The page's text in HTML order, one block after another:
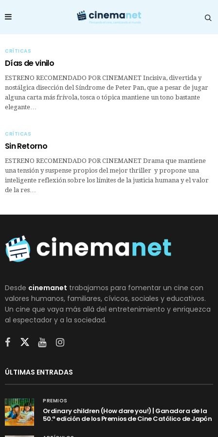
CRÍTICAS
Días de vinilo
ESTRENO RECOMENDADO POR CINEMANET Incisiva, divertida y
nostálgica disección del Síndrome de Peter Pan, que a pesar de jugar
alguna carta más frívola, tosca o tópica mantiene un tono bastante
elegante…
CRÍTICAS
Sin Retorno
ESTRENO RECOMENDADO POR CINEMANET Drama que mantiene
una tensión y suspense propios del mejor thriller y propone una
inteligente reflexión sobre los límites de la justicia humana y el valor
de la res…
Desde cinemanet trabajamos para fomentar un cine con
valores humanos, familiares, cívicos, sociales y educativos.
Un cine que vaya más allá del entretenimiento y enriquezca
al espectador y a la sociedad.
ÚLTIMAS ENTRADAS
PREMIOS
Ordinary children (How dare you!) | Ganadora de la
50.ª edición de los Premios de Cine Católico de Japón